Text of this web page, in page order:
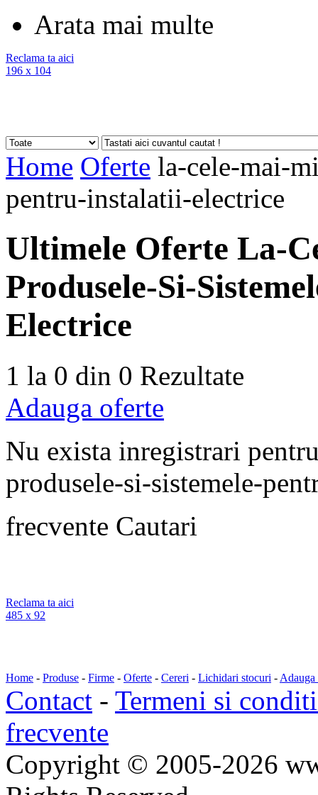
Arata mai multe
Reclama ta aici
196 x 104
Home Oferte la-cele-mai-
pentru-instalatii-electrice
Ultimele Oferte La-
Produsele-Si-
Electrice
1 la 0 din 0 Rezultate
Adauga oferte
Nu exista inregistrari
produsele-si-sistemele-
frecvente Cautari
Reclama ta aici
485 x 92
Home - Produse - Firme - Oferte - Cereri - Lichidari stocuri - Adauga
Contact - Termeni si
frecvente
Copyright © 2005-2026